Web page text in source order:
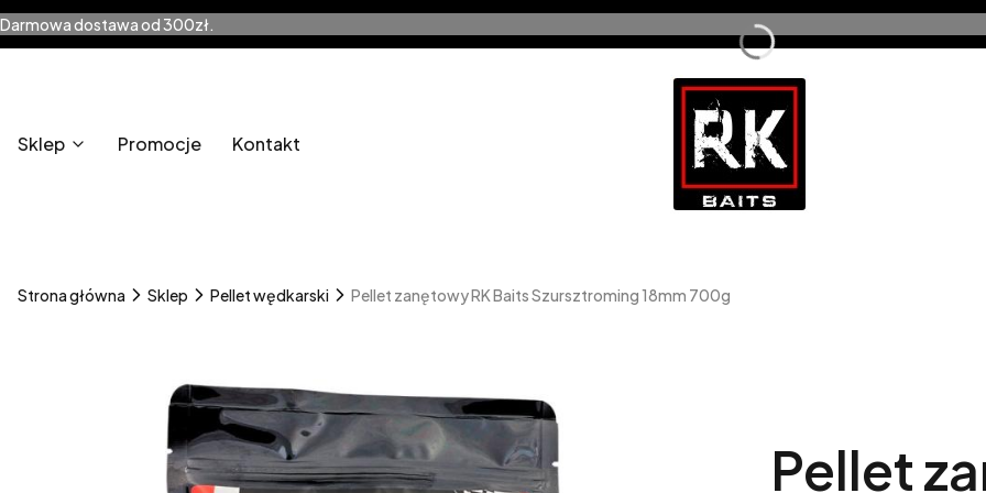
Darmowa dostawa od 300zł.
Sklep Promocje Kontakt
Strona główna Sklep Pellet wędkarski Pellet zanętowy RK Baits Szursztroming 18mm 700g
Pellet